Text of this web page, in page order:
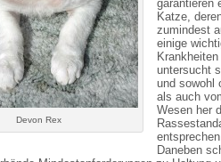
Devon Rex
garantieren
Katze,
zumindest
einige
Krankheiten
untersucht
und sowohl
als auch
Wesen her
Daneben